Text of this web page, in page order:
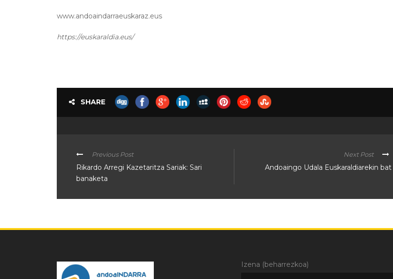
www.andoaindarraeuskaraz.eus
https://euskaraldia.eus/
SHARE
Previous Post
Rikardo Arregi Kazetaritza Sariak: Sari
banaketa
Next Post
Andoaingo Udala Euskaraldiarekin bat
Izena (beharrezkoa)